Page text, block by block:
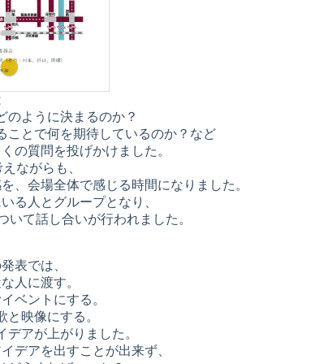
のように決まるのか？
ことで何を期待しているのか？など
の質問を投げかけました。
ながらも、
、会場全体で感じる時間になりました。
る人とグループとなり、
て話し合いが行われました。
表では、
人に渡す。
ベントにする。
と映像にする。
デアが上がりました。
デアを出すことが出来ず、